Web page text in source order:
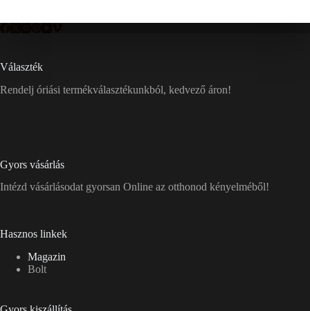
Választék
Rendelj óriási termékválasztékunkból, kedvező áron!
Gyors vásárlás
Intézd vásárlásodat gyorsan Online az otthonod kényelméből!
Hasznos linkek
Magazin
Bolt